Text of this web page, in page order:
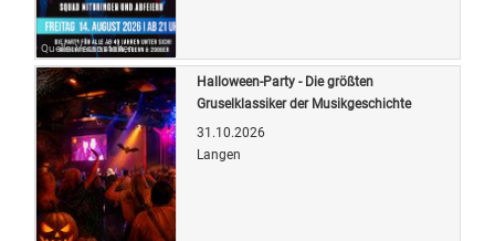
Quelle: Veranstalter
Halloween-Party - Die größten
Gruselklassiker der Musikgeschichte
31.10.2026
Langen